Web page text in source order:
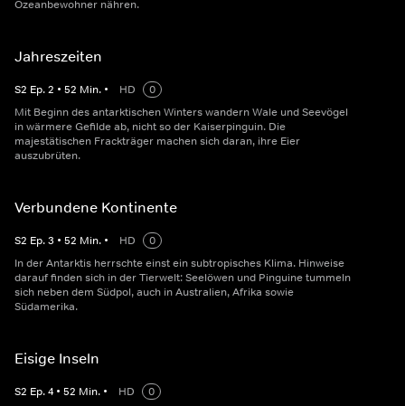
Ozeanbewohner nähren.
Jahreszeiten
S2 Ep.2 • 52 Min. • HD
0
Mit Beginn des antarktischen Winters wandern Wale und Seevögel
in wärmere Gefilde ab, nicht so der Kaiserpinguin. Die
majestätischen Frackträger machen sich daran, ihre Eier
auszubrüten.
Verbundene Kontinente
S2 Ep.3 • 52 Min. • HD
0
In der Antarktis herrschte einst ein subtropisches Klima. Hinweise
darauf finden sich in der Tierwelt: Seelöwen und Pinguine tummeln
sich neben dem Südpol, auch in Australien, Afrika sowie
Südamerika.
Eisige Inseln
S2 Ep.4 • 52 Min. • HD
0